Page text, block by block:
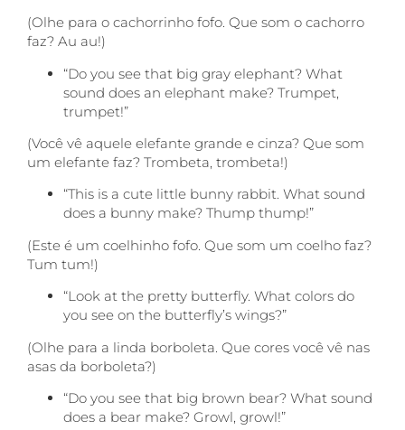
(Olhe para o cachorrinho fofo. Que som o cachorro
faz? Au au!)
“Do you see that big gray elephant? What
sound does an elephant make? Trumpet,
trumpet!”
(Você vê aquele elefante grande e cinza? Que som
um elefante faz? Trombeta, trombeta!)
“This is a cute little bunny rabbit. What sound
does a bunny make? Thump thump!”
(Este é um coelhinho fofo. Que som um coelho faz?
Tum tum!)
“Look at the pretty butterfly. What colors do
you see on the butterfly’s wings?”
(Olhe para a linda borboleta. Que cores você vê nas
asas da borboleta?)
“Do you see that big brown bear? What sound
does a bear make? Growl, growl!”